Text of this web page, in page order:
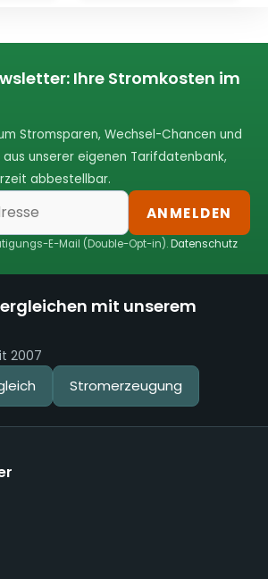
Ihre Stromkosten im
Stromsparen, Wechsel-Chancen und
unserer eigenen Tarifdatenbank,
abbestellbar.
ANMELDEN
E-Mail (Double-Opt-in).Datenschutz
mit unserem
2007
Stromerzeugung